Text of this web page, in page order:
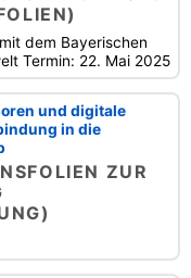
dem Bayerischen
Termin: 22. Mai 2025
und digitale
in die
ZUR